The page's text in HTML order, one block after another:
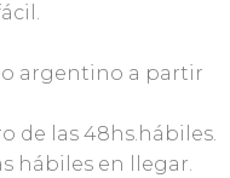
argentino a partir
de las 48hs.hábiles.
hábiles en llegar.